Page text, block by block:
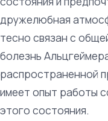
дружелюбная
тесно связан с
болезнь
распространенной
имеет опыт работы
этого состояния.